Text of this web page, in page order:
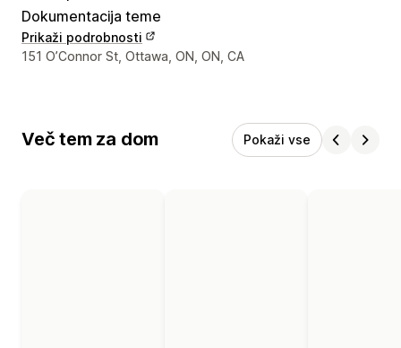
Dokumentacija teme
Prikaži podrobnosti
Podatki za stik z oblikovalcem
151 O’Connor St, Ottawa, ON, ON, CA
Več tem za dom Pokaži vse